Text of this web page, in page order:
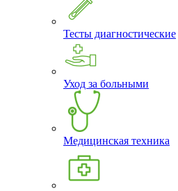
Тесты диагностические
Уход за больными
Медицинская техника